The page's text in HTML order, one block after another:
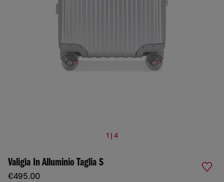
1 | 4
Valigia In Alluminio Taglia S
€495.00